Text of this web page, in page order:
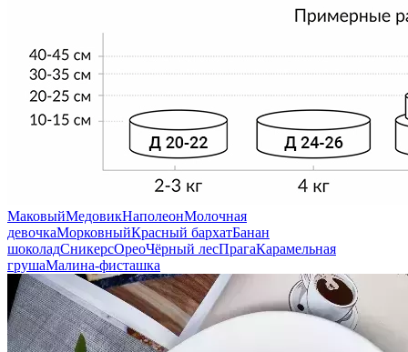
МаковыйМедовикНаполеонМолочная
девочкаМорковныйКрасный бархатБанан
шоколадСникерсОреоЧёрный лесПрагаКарамельная
грушаМалина-фисташка